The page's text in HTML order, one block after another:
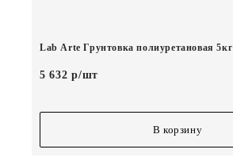
Lab Arte Грунтовка полиуретановая 5кг
5 632 р/шт
В корзину